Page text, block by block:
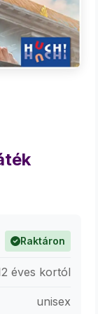
Raktáron
éves kortól
unisex